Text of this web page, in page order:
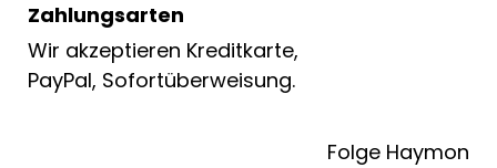
Zahlungsarten
Wir akzeptieren Kreditkarte,
PayPal, Sofortüberweisung.
Folge Haymon